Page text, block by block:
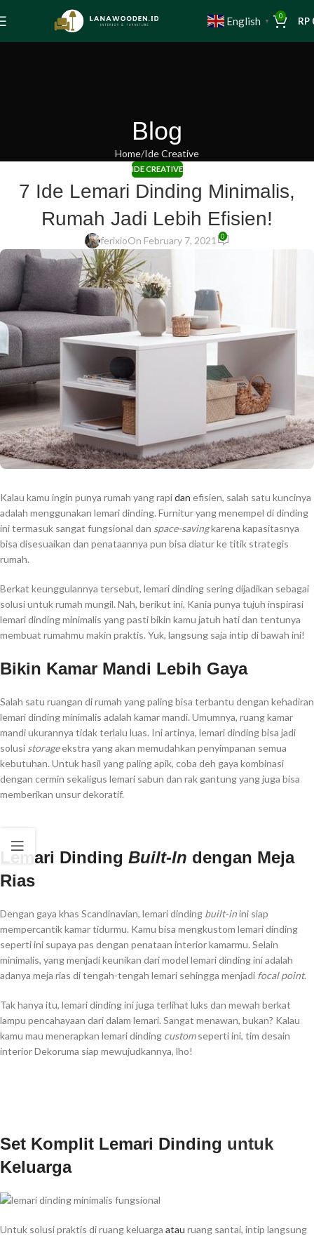
English ▼
0 RP
Blog
Home Ide Creative
IDE CREATIVE
7 Ide Lemari Dinding Minimalis,
Rumah Jadi Lebih Efisien!
ferixioOn February 7, 2021 0
Kalau kamu ingin punya rumah yang rapidan efisien, salah satu kuncinya
adalah menggunakan lemari dinding. Furnitur yang menempel di dinding
ini termasuk sangat fungsional dan space-savingkarena kapasitasnya
bisa disesuaikan dan penataannya pun bisa diatur ke titik strategis
rumah.
Berkat keunggulannya tersebut, lemari dinding sering dijadikan sebagai
solusi untuk rumah mungil. Nah, berikut ini, Kania punya tujuh inspirasi
lemari dinding minimalis yang pasti bikin kamu jatuh hati dan tentunya
membuat rumahmu makin praktis. Yuk, langsung saja intip di bawah ini!
Bikin Kamar Mandi Lebih Gaya
Salah satu ruangan di rumah yang paling bisa terbantu dengan kehadiran
lemari dinding minimalis adalah kamar mandi. Umumnya, ruang kamar
mandi ukurannya tidak terlalu luas. Ini artinya, lemari dinding bisa jadi
solusi storageekstra yang akan memudahkan penyimpanan semua
kebutuhan. Untuk hasil yang paling apik, coba deh gaya kombinasi
dengan cermin sekaligus lemari sabun dan rak gantung yang juga bisa
memberikan unsur dekoratif.
Lemari Dinding Built-In dengan Meja
Rias
Dengan gaya khas Scandinavian, lemari dinding built-inini siap
mempercantik kamar tidurmu. Kamu bisa mengkustom lemari dinding
seperti ini supaya pas dengan penataan interior kamarmu. Selain
minimalis, yang menjadi keunikan dari model lemari dinding ini adalah
adanya meja rias di tengah-tengah lemari sehingga menjadi focal point.
Tak hanya itu, lemari dinding ini juga terlihat luks dan mewah berkat
lampu pencahayaan dari dalam lemari. Sangat menawan, bukan? Kalau
kamu mau menerapkan lemari dinding customseperti ini, tim desain
interior Dekoruma siap mewujudkannya, lho!
Set Komplit Lemari Dinding untuk
Keluarga
Untuk solusi praktis di ruang keluarga atau ruang santai, intip langsung